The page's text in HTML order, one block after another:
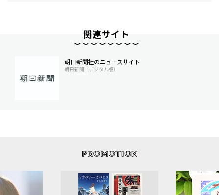
関連サイト
朝日新聞社のニュースサイト
朝日新聞（デジタル版）